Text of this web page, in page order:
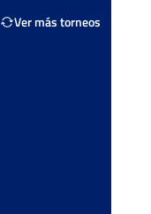
Ver más torneos